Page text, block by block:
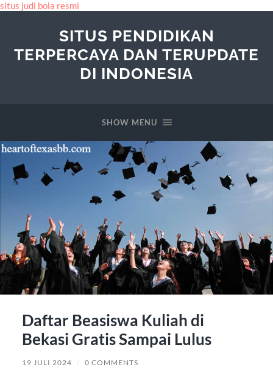
situs judi bola resmi
SITUS PENDIDIKAN
TERPERCAYA DAN TERUPDATE
DI INDONESIA
SHOW MENU
Daftar Beasiswa Kuliah di
Bekasi Gratis Sampai Lulus
19 JULI 2024 / 0 COMMENTS